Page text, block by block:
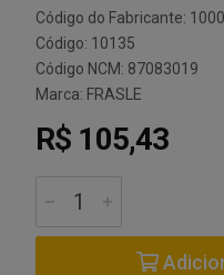
Código do Fabricante:
Código: 10135
Código NCM: 87083019
Marca: FRASLE
R$ 105,43